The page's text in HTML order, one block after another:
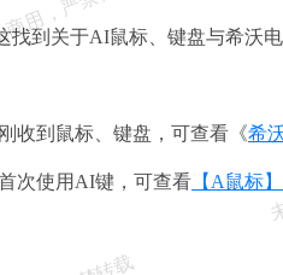
找到关于AI鼠标、键盘与希沃
刚收到鼠标、键盘，可查看《希
次使用AI键，可查看 【A鼠标